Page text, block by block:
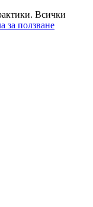
Всички
за ползване